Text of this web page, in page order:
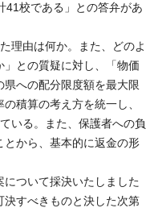
41校である」との答弁があ
理由は何か。また、どのよ
との質疑に対し、「物価
への配分限度額を最大限
積算の考え方を統一し、
いる。また、保護者への負
から、基本的に返金の形
ついて採決いたしました
決すべきものと決した次第